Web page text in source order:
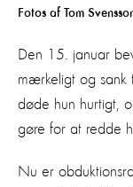
Fotos af Tom
Den 15. januar
mærkeligt og sank
døde hun hurtigt,
gøre for at redde
Nu er